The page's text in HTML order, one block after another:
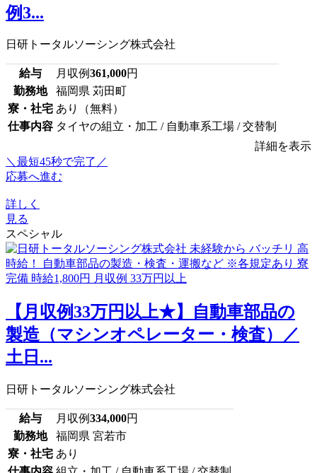
例3...
日研トータルソーシング株式会社
給与 月収例361,000円
勤務地
福岡県 苅田町
寮・社宅 あり（無料）
仕事内容 タイヤの組立・加工 / 自動車系工場 / 交替制
詳細を表示
＼最短45秒で完了／
応募へ進む
詳しく
見る
スペシャル
【月収例33万円以上★】自動車部品の
製造（マシンオペレーター・検査）／
土日...
日研トータルソーシング株式会社
給与 月収例334,000円
勤務地
福岡県 宮若市
寮・社宅 あり